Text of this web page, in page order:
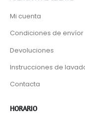
Mi cuenta
Condiciones de envíor
Devoluciones
Instrucciones de
Contacta
HORARIO